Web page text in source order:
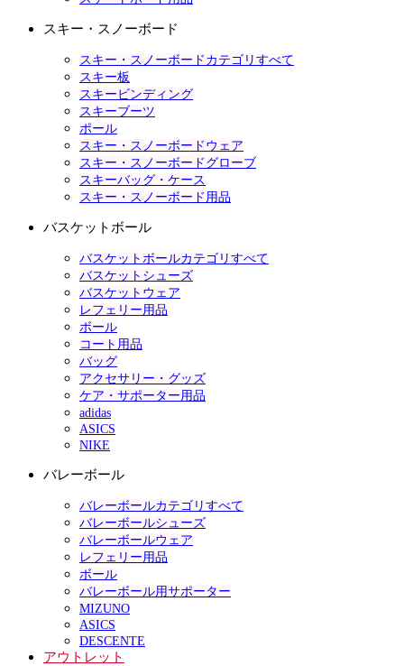
スキー・スノーボード
スキー・スノーボードカテゴリすべて
スキー板
スキービンディング
スキーブーツ
ポール
スキー・スノーボードウェア
スキー・スノーボードグローブ
スキーバッグ・ケース
スキー・スノーボード用品
バスケットボール
バスケットボールカテゴリすべて
バスケットシューズ
バスケットウェア
レフェリー用品
ボール
コート用品
バッグ
アクセサリー・グッズ
ケア・サポーター用品
adidas
ASICS
NIKE
バレーボール
バレーボールカテゴリすべて
バレーボールシューズ
バレーボールウェア
レフェリー用品
ボール
バレーボール用サポーター
MIZUNO
ASICS
DESCENTE
アウトレット